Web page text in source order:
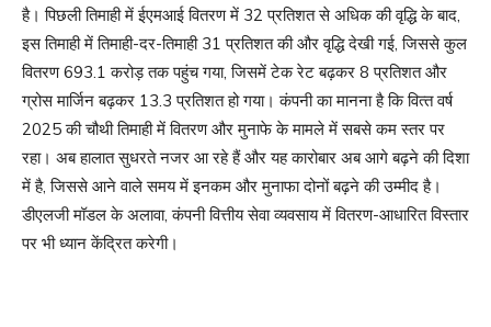
है। पिछली तिमाही में ईएमआई वितरण में 32 प्रतिशत से अधिक की वृद्धि के बाद,
इस तिमाही में तिमाही-दर-तिमाही 31 प्रतिशत की और वृद्धि देखी गई, जिससे कुल
वितरण 693.1 करोड़ तक पहुंच गया, जिसमें टेक रेट बढ़कर 8 प्रतिशत और
ग्रोस मार्जिन बढ़कर 13.3 प्रतिशत हो गया। कंपनी का मानना है कि वित्‍त वर्ष
2025 की चौथी तिमाही में वितरण और मुनाफे के मामले में सबसे कम स्तर पर
रहा। अब हालात सुधरते नजर आ रहे हैं और यह कारोबार अब आगे बढ़ने की दिशा
में है, जिससे आने वाले समय में इनकम और मुनाफा दोनों बढ़ने की उम्मीद है।
डीएलजी मॉडल के अलावा, कंपनी वित्तीय सेवा व्यवसाय में वितरण-आधारित विस्तार
पर भी ध्यान केंद्रित करेगी।